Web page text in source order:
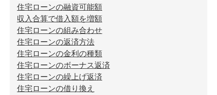
住宅ローンの融資可能額
収入合算で借入額を増額
住宅ローンの組み合わせ
住宅ローンの返済方法
住宅ローンの金利の種類
住宅ローンのボーナス返済
住宅ローンの繰上げ返済
住宅ローンの借り換え